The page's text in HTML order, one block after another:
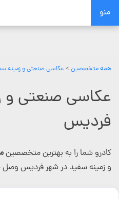
Skip
منو
همه متخصصین > عکاسی صنعتی و زمینه
عکاسی صنعتی و
فردیس
کادرو شما را به بهترین متخصصین
و زمینه سفید در شهر فردیس وصل